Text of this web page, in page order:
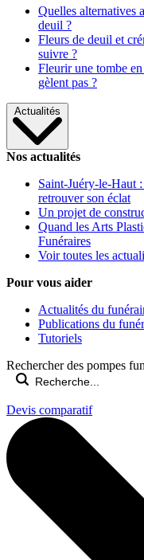
Quelles alternatives
deuil ?
Fleurs de deuil et
suivre ?
Fleurir une tombe
gèlent pas ?
Actualités
Nos actualités
Saint-Juéry-le-Haut
retrouver son éclat
Un projet de
Quand les Arts
Funéraires
Voir toutes les
Pour vous aider
Actualités du
Publications du
Tutoriels
Rechercher des pompes
Devis comparatif